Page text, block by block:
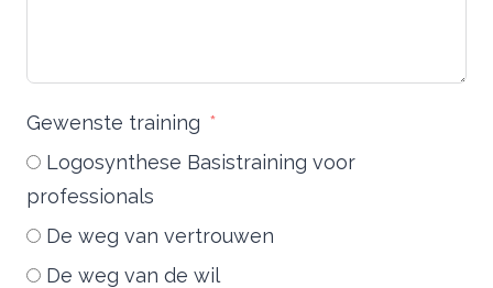
Gewenste training
Logosynthese Basistraining voor
professionals
De weg van vertrouwen
De weg van de wil